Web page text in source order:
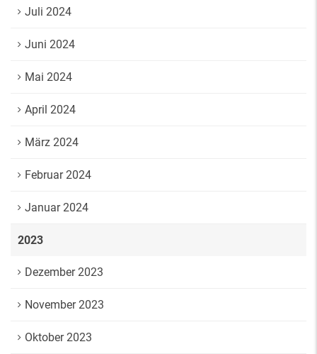
Juli 2024
Juni 2024
Mai 2024
April 2024
März 2024
Februar 2024
Januar 2024
2023
Dezember 2023
November 2023
Oktober 2023